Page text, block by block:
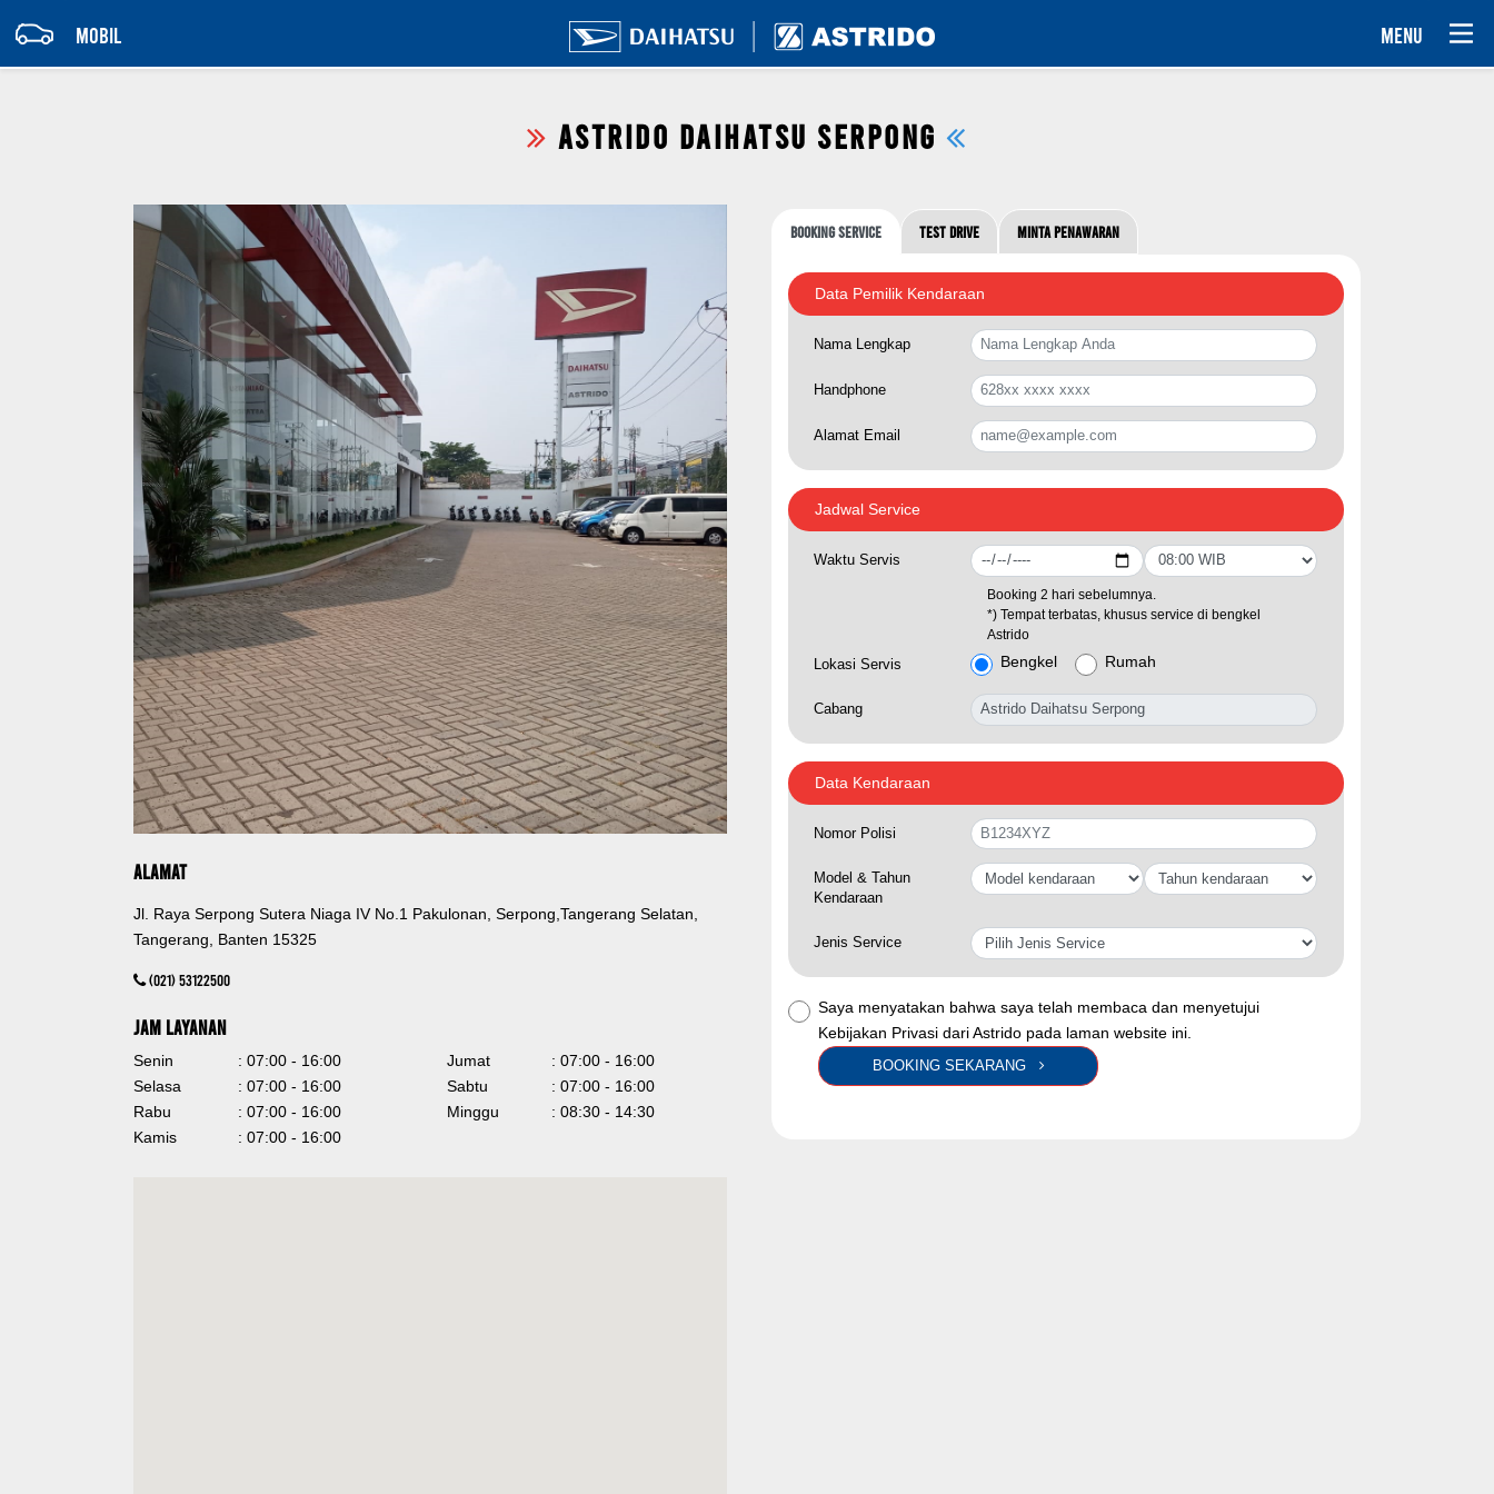
MOBIL MENU
ASTRIDO DAIHATSU SERPONG
Alamat
Jl. Raya Serpong Sutera Niaga IV No.1 Pakulonan, Serpong,Tangerang Selatan,
Tangerang, Banten 15325
(021) 53122500
Jam Layanan
Senin : 07:00 - 16:00 Jumat
: 07:00 - 16:00
Selasa
: 07:00 - 16:00 Sabtu
: 07:00 - 16:00
Rabu
: 07:00 - 16:00 Minggu
: 08:30 - 14:30
Kamis
: 07:00 - 16:00
Booking Service Test Drive Minta Penawaran
Data Pemilik Kendaraan
Nama Lengkap
Handphone
Alamat Email
Jadwal Service
Waktu Servis
Booking 2 hari sebelumnya.
*) Tempat terbatas, khusus service di bengkel
Astrido
Lokasi Servis Bengkel Rumah
Cabang
Data Kendaraan
Nomor Polisi
Model & Tahun
Kendaraan
Jenis Service
Saya menyatakan bahwa saya telah membaca dan menyetujui
Kebijakan Privasi dari Astrido pada laman website ini.
BOOKING SEKARANG